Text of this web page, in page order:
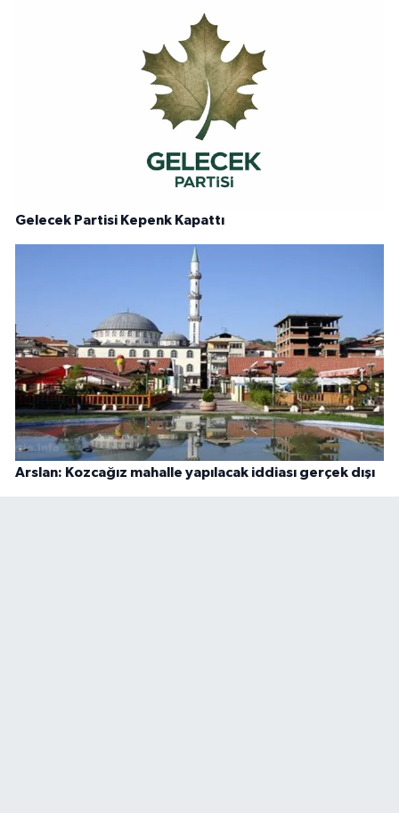
Gelecek Partisi Kepenk Kapattı
Arslan: Kozcağız mahalle yapılacak iddiası gerçek dışı